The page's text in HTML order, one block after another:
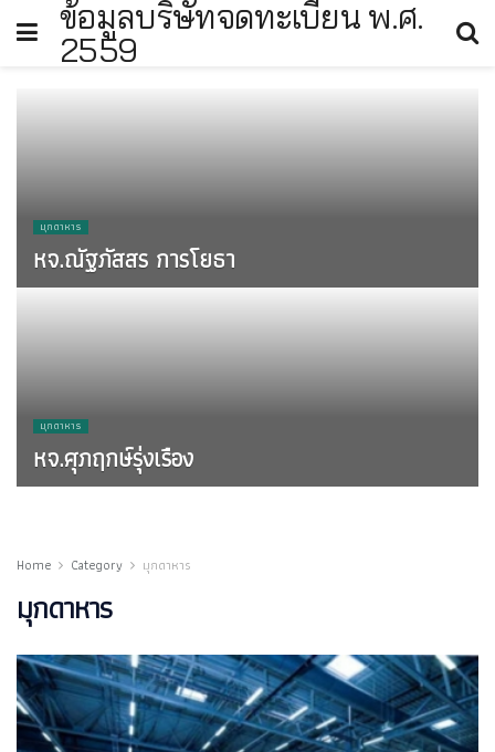
ข้อมูลบริษัทจดทะเบียน พ.ศ.
2559
มุกดาหาร
หจ.ณัฐภัสสร การโยธา
มุกดาหาร
หจ.ศุภฤกษ์รุ่งเรือง
Home Category มุกดาหาร
มุกดาหาร